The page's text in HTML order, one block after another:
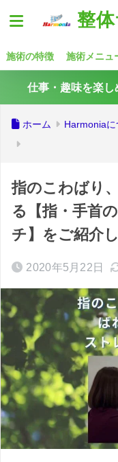
整
施術の特徴 施術メニュ
仕事・趣味を楽し
ホーム Harmoniaに
指のこわばり
る【指・手首
チ】をご紹介
2020年5月22日